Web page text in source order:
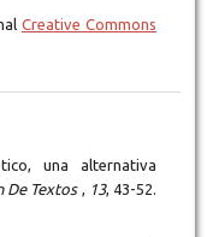
Creative Commons
una alternativa
De Textos , 13, 43-52.